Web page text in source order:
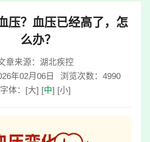
压？血压已经高了，怎
么办？
章来源：湖北疾控
年02月06日
浏览次数： 4990
字体： [大] [中] [小]